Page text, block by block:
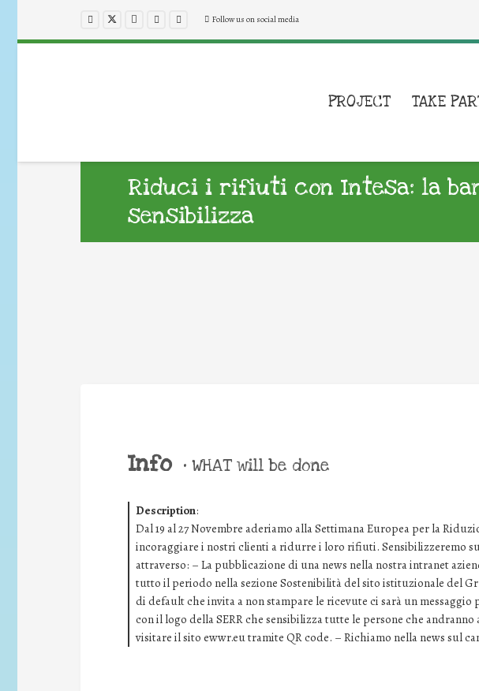
Follow us on social media
PROJECT TAKE
Riduci i rifiuti con Intesa: la
sensibilizza
Info • WHAT will be done
Description:
Dal 19 al 27 Novembre aderiamo alla Settimana Europea per la
incoraggiare i nostri clienti a ridurre i loro rifiuti. Sensibilizzeremo
attraverso: – La pubblicazione di una news nella nostra intranet
tutto il periodo nella sezione Sostenibilità del sito istituzionale del
di default che invita a non stampare le ricevute ci sarà un
con il logo della SERR che sensibilizza tutte le persone che
visitare il sito ewwr.eu tramite QR code. – Richiamo nella news sul